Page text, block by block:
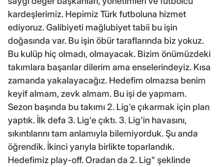
kardeşlerimiz. Hepimiz Türk futboluna hizmet
ediyoruz. Galibiyeti mağlubiyet tabii bu işin
doğasında var. Bu işin öbür taraflarında biz yokuz.
Bu kulüp hiç olmadı, olmayacak. Bizim önümüzdeki
takımlara başarılar dilerim ama enselerindeyiz. Kısa
zamanda yakalayacağız. Hedefim olmazsa benim
keyif almam, zevk almam. Bu işi de yapmam.
Sezon başında bu takımı 2. Lig'e çıkarmak için plan
yaptık. İlk defa 3. Lig'e çıktı. 3. Lig'in havasını,
sıkıntılarını tam anlamıyla bilemiyorduk. Şu anda
öğrendik. İkinci yarıyla birlikte toparlandık.
Hedefimiz play-off. Oradan da 2. Lig" şeklinde